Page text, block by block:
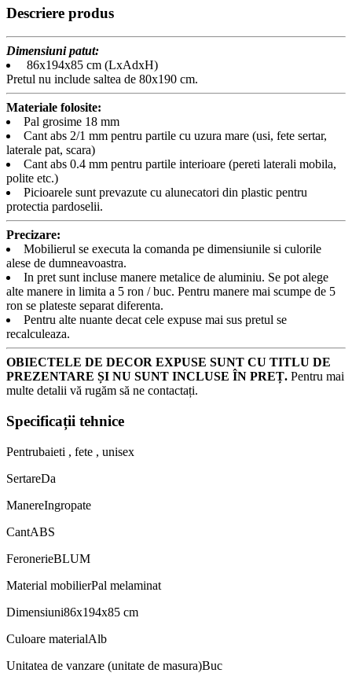
Descriere produs
Dimensiuni patut:
86x194x85 cm (LxAdxH)
Pretul nu include saltea de 80x190 cm.
Materiale folosite:
Pal grosime 18 mm
Cant abs 2/1 mm pentru partile cu uzura mare (usi, fete sertar,
laterale pat, scara)
Cant abs 0.4 mm pentru partile interioare (pereti laterali mobila,
polite etc.)
Picioarele sunt prevazute cu alunecatori din plastic pentru
protectia pardoselii.
Precizare:
Mobilierul se executa la comanda pe dimensiunile si culorile
alese de dumneavoastra.
In pret sunt incluse manere metalice de aluminiu. Se pot alege
alte manere in limita a 5 ron / buc. Pentru manere mai scumpe de 5
ron se plateste separat diferenta.
Pentru alte nuante decat cele expuse mai sus pretul se
recalculeaza.
OBIECTELE DE DECOR EXPUSE SUNT CU TITLU DE
PREZENTARE ȘI NU SUNT INCLUSE ÎN PREȚ. Pentru mai
multe detalii vă rugăm să ne contactați.
Specificații tehnice
Pentrubaieti , fete , unisex
SertareDa
ManereIngropate
CantABS
FeronerieBLUM
Material mobilierPal melaminat
Dimensiuni86x194x85 cm
Culoare materialAlb
Unitatea de vanzare (unitate de masura)Buc